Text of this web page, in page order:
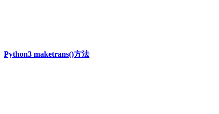
Python3 maketrans()方法